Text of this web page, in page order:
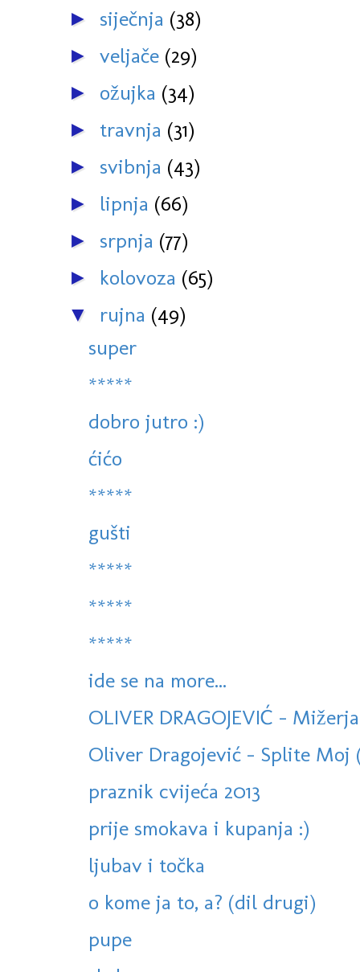
► siječnja (38)
► veljače (29)
► ožujka (34)
► travnja (31)
► svibnja (43)
► lipnja (66)
► srpnja (77)
► kolovoza (65)
▼ rujna (49)
super
*****
dobro jutro :)
ćićo
*****
gušti
*****
*****
*****
ide se na more...
OLIVER DRAGOJEVIĆ - Mižerja
Oliver Dragojević - Splite Moj
praznik cvijeća 2013
prije smokava i kupanja :)
ljubav i točka
o kome ja to, a? (dil drugi)
pupe